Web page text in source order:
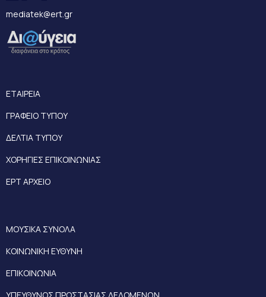
mediatek@ert.gr
ΕΤΑΙΡΕΙΑ
ΓΡΑΦΕΙΟ ΤΥΠΟΥ
ΔΕΛΤΙΑ ΤΥΠΟΥ
ΧΟΡΗΓΙΕΣ ΕΠΙΚΟΙΝΩΝΙΑΣ
ΕΡΤ ΑΡΧΕΙΟ
ΜΟΥΣΙΚΑ ΣΥΝΟΛΑ
ΚΟΙΝΩΝΙΚΗ ΕΥΘΥΝΗ
ΕΠΙΚΟΙΝΩΝΙΑ